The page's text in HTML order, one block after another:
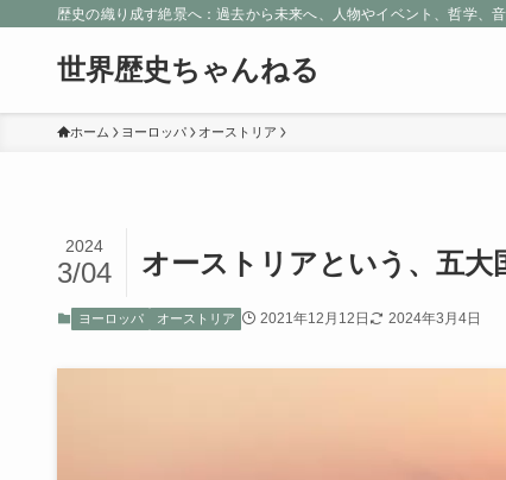
歴史の織り成す絶景へ：過去から未来へ、人物やイベント、哲学、
世界歴史ちゃんねる
ホーム ヨーロッパ オーストリア
オーストリアという、五
2024
3/04
ヨーロッパ オーストリア 2021年12月12日 2024年3月4日